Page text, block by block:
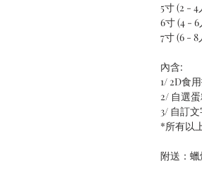
5寸 (2 -
6寸 (4 -
7寸 (6 - 8
內含:
1/ 2D食
2/ 自選
3/ 自訂
*所有以
附送：